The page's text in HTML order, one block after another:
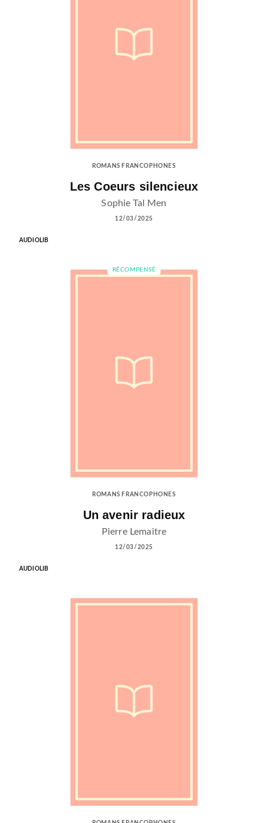
ROMANS FRANCOPHONES
Les Coeurs silencieux
Sophie Tal Men
12/03/2025
AUDIOLIB
RÉCOMPENSÉ
ROMANS FRANCOPHONES
Un avenir radieux
Pierre Lemaitre
12/03/2025
AUDIOLIB